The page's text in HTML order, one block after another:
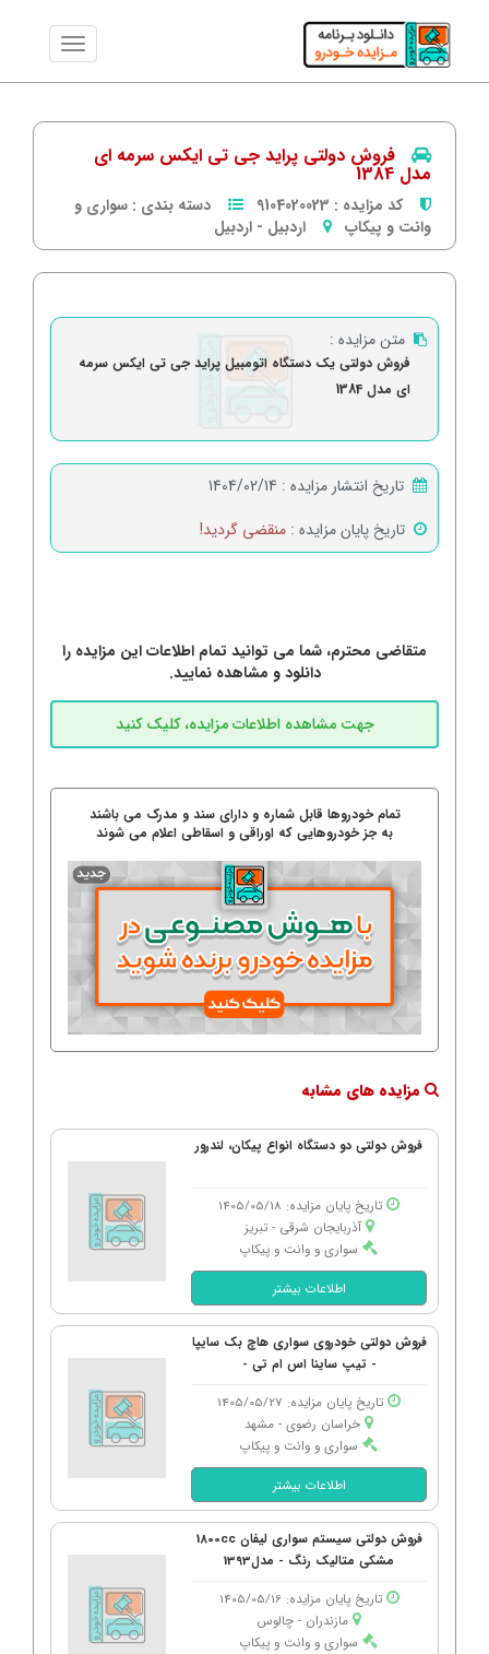
فروش دولتی پراید جی تی ایکس سرمه ای
مدل 1384
کد مزایده : 9104020023 دسته بندی : سواری و
وانت و پیکاپ
اردبیل - اردبیل
متن مزایده :
فروش دولتی یک دستگاه اتومبیل پراید جی تی ایکس سرمه
ای مدل 1384
تاریخ انتشار مزایده : 1404/02/14
تاریخ پایان مزایده : منقضی گردید!
متقاضی محترم، شما می توانید تمام اطلاعات این مزایده را
دانلود و مشاهده نمایید.
تمام خودروها قابل شماره و دارای سند و مدرک می باشند
به جز خودروهایی که اوراقی و اسقاطی اعلام می شوند
مزایده های مشابه
فروش دولتی دو دستگاه انواع پیکان، لندرور
تاریخ پایان مزایده: 1405/05/18
آذربایجان شرقی - تبریز
سواری و وانت و پیکاپ
اطلاعات بیشتر
فروش دولتی خودروی سواری هاچ بک سایپا
- تیپ ساینا اس ام تی -
تاریخ پایان مزایده: 1405/05/27
خراسان رضوی - مشهد
سواری و وانت و پیکاپ
اطلاعات بیشتر
فروش دولتی سیستم سواری لیفان 1800cc
مشکی متالیک رنگ - مدل1393
تاریخ پایان مزایده: 1405/05/16
مازندران - چالوس
سواری و وانت و پیکاپ